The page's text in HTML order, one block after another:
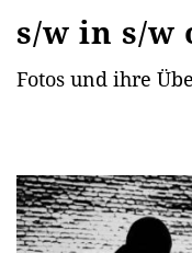
s/w in s/w
Fotos und ihre